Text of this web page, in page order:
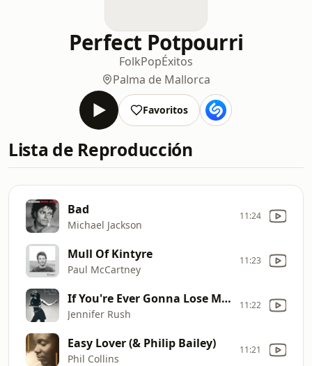
Perfect Potpourri
FolkPopÉxitos
Palma de Mallorca
Favoritos
Lista de Reproducción
Bad
Michael Jackson
11:24
Mull Of Kintyre
Paul McCartney
11:23
If You're Ever Gonna Lose My Love
Jennifer Rush
11:22
Easy Lover (& Philip Bailey)
Phil Collins
11:21